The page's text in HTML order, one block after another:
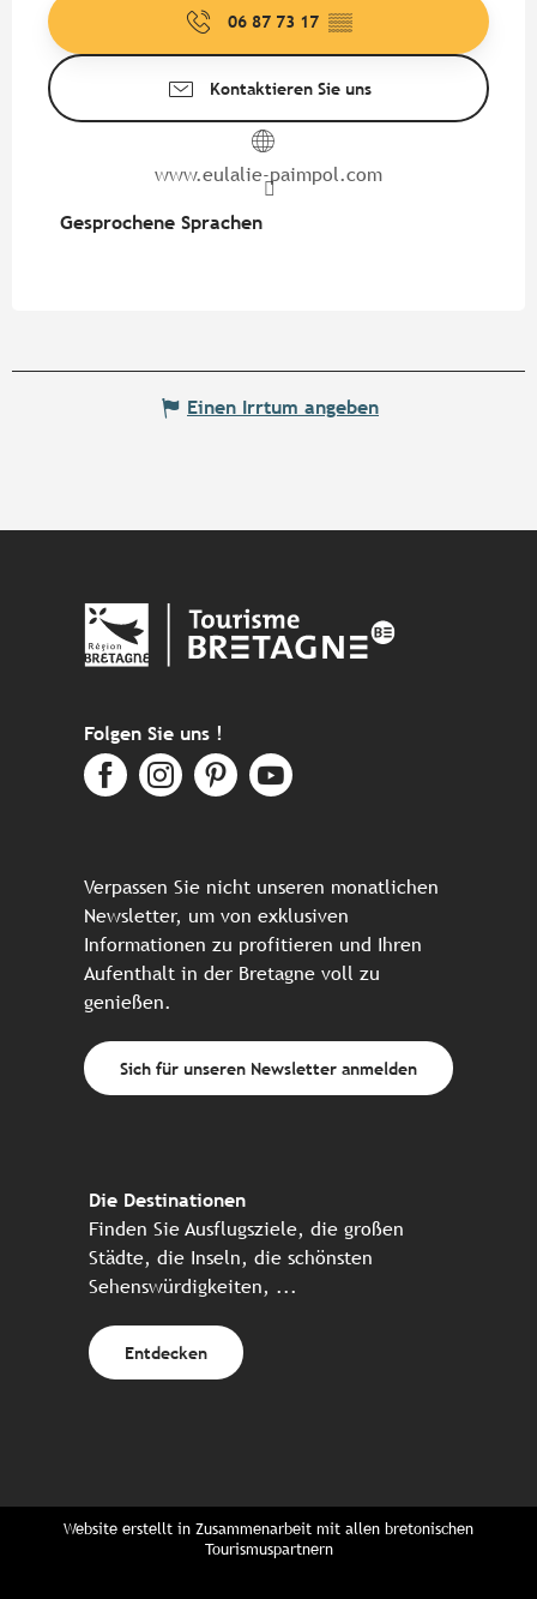
06 87 73 17 ▒▒
Kontaktieren Sie uns
www.eulalie-paimpol.com
Gesprochene Sprachen
Gesprochene Sprachen
Einen Irrtum angeben
Folgen Sie uns !
Verpassen Sie nicht unseren monatlichen
Newsletter, um von exklusiven
Informationen zu profitieren und Ihren
Aufenthalt in der Bretagne voll zu
genießen.
Sich für unseren Newsletter anmelden
Die Destinationen
Finden Sie Ausflugsziele, die großen
Städte, die Inseln, die schönsten
Sehenswürdigkeiten, ...
Entdecken
Website erstellt in Zusammenarbeit mit allen bretonischen
Tourismuspartnern